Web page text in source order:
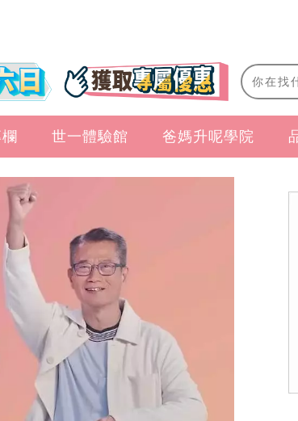
世一體驗館 爸媽升呢學院